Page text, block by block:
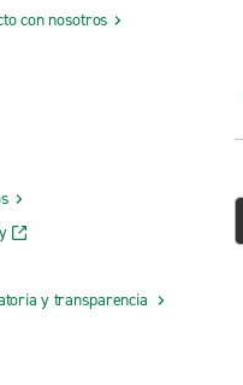
con nosotros
y transparencia